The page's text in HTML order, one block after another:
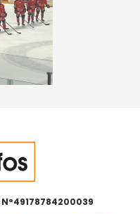
N°49178784200039